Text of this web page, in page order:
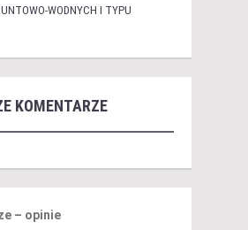
WODNYCH I TYPU
KOMENTARZE
– opinie